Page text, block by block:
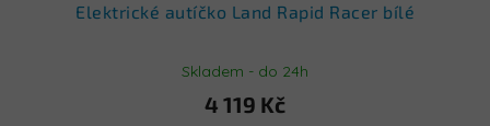
Elektrické autíčko Land Rapid Racer bílé
Skladem - do 24h
4 119 Kč